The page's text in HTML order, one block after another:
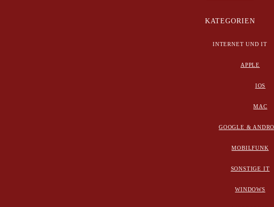
KATEGORIEN
INTERNET UND IT
APPLE
IOS
MAC
GOOGLE &
MOBILFUNK
SONSTIGE IT
WINDOWS